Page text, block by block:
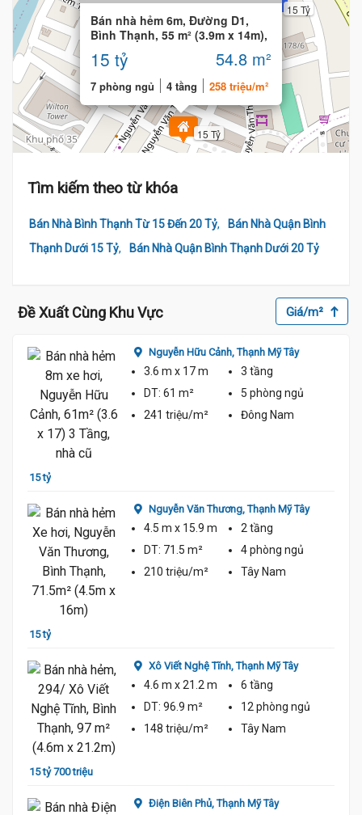
15 Tỷ
15 Tỷ
Bán nhà hẻm 6m, Đường D1,
Bình Thạnh, 55 m² (3.9m x 14m),
khu vip
15 tỷ 54.8 m²
7 phòng ngủ 4 tầng 258 triệu/m²
Tìm kiếm theo từ khóa
Bán Nhà Bình Thạnh Từ 15 Đến 20 Tỷ,
Bán Nhà Quận Bình
Thạnh Dưới 15 Tỷ, Bán Nhà Quận Bình Thạnh Dưới 20 Tỷ
Đề Xuất Cùng Khu Vực Giá/m²
15 tỷ
Nguyễn Hữu Cảnh,Thạnh Mỹ Tây
3.6 m x 17 m
3 tầng
DT: 61 m² 5 phòng ngủ
241 triệu/m²
Đông Nam
15 tỷ
Nguyễn Văn Thương,Thạnh Mỹ Tây
4.5 m x 15.9 m
2 tầng
DT: 71.5 m² 4 phòng ngủ
210 triệu/m²
Tây Nam
15 tỷ 700 triệu
Xô Viết Nghệ Tĩnh,Thạnh Mỹ Tây
4.6 m x 21.2 m
6 tầng
DT: 96.9 m² 12 phòng ngủ
148 triệu/m²
Tây Nam
Điện Biên Phủ,Thạnh Mỹ Tây